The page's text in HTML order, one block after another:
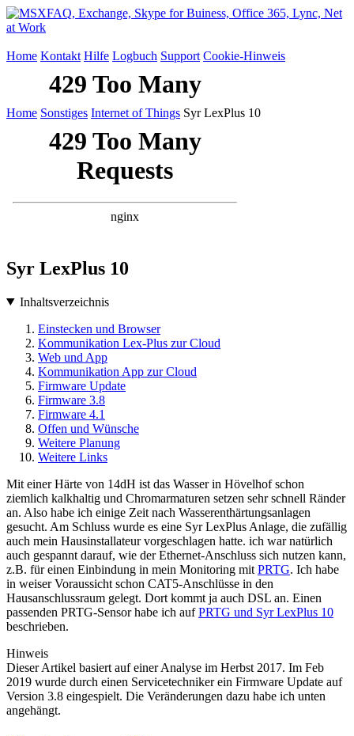
Home Kontakt Hilfe Logbuch Support Cookie-Hinweis
Home Sonstiges Internet of Things Syr LexPlus 10
Syr LexPlus 10
Inhaltsverzeichnis
Einstecken und Browser
Kommunikation Lex-Plus zur Cloud
Web und App
Kommunikation App zur Cloud
Firmware Update
Firmware 3.8
Firmware 4.1
Offen und Wünsche
Weitere Planung
Weitere Links
Mit einer Härte von 14dH ist das Wasser in Hövelhof schon
ziemlich kalkhaltig und Chromarmaturen setzen sehr schnell Ränder
an. Also habe ich einige Zeit nach Wasserenthärtungsanlagen
gesucht. Am Schluss wurde es eine Syr LexPlus Anlage, die zufällig
auch mein Hausinstallateur vorgeschlagen hatte. ich war natürlich
auch gespannt darauf, wie der Ethernet-Anschluss sich nutzen kann,
z.B. für einen Einbindung in mein Monitoring mit PRTG. Ich habe
in weiser Voraussicht schon CAT5-Anschlüsse in den
Hausanschlussraum gelegt. Dort kommt ja auch DSL an. Einen
passenden PRTG-Sensor habe ich aufPRTG und Syr LexPlus 10
beschrieben.
Hinweis
Dieser Artikel basiert auf einer Analyse im Herbst 2017. Im Feb
2019 wurde durch einen Servicetechniker ein Firmware Update auf
Version 3.8 eingespielt. Die Veränderungen dazu habe ich unten
angehängt.